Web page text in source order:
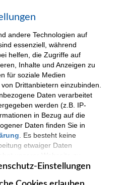
für besondere Kinder und
andere Technologien auf
essenziell, während
helfen, die Zugriffe auf
Inhalte und Anzeigen zu
für soziale Medien
Drittanbietern einzubinden.
Daten verarbeitet
werden (z.B. IP-
in Bezug auf die
Daten finden Sie in
. Es besteht keine
etwaiger Daten
erfolgt nur nach
Einstellungen